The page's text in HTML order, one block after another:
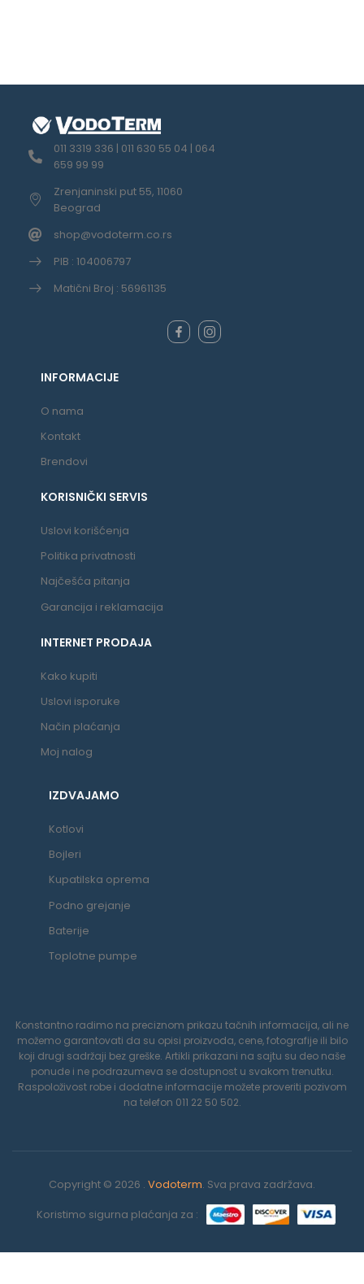
011 3319 336 | 011 630 55 04 | 064
659 99 99
Zrenjaninski put 55, 11060
Beograd
shop@vodoterm.co.rs
PIB : 104006797
Matični Broj : 56961135
INFORMACIJE
O nama
Kontakt
Brendovi
KORISNIČKI SERVIS
Uslovi korišćenja
Politika privatnosti
Najčešća pitanja
Garancija i reklamacija
INTERNET PRODAJA
Kako kupiti
Uslovi isporuke
Način plaćanja
Moj nalog
IZDVAJAMO
Kotlovi
Bojleri
Kupatilska oprema
Podno grejanje
Baterije
Toplotne pumpe
Konstantno radimo na preciznom prikazu tačnih informacija, ali ne
možemo garantovati da su opisi proizvoda, cene, fotografije ili bilo
koji drugi sadržaji bez greške. Artikli prikazani na sajtu su deo naše
ponude i ne podrazumeva se dostupnost u svakom trenutku.
Raspoloživost robe i dodatne informacije možete proveriti pozivom
na telefon 011 22 50 502.
Copyright © 2026 . Vodoterm. Sva prava zadržava.
Koristimo sigurna plaćanja za :